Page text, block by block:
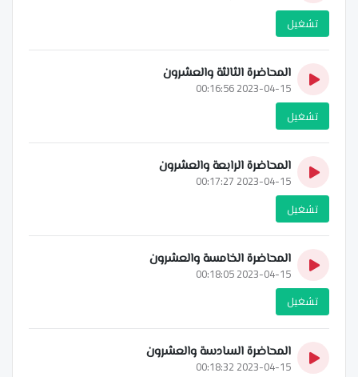
تشغيل
المحاضرة الثالثة والعشرون
2023-04-15 00:16:56
تشغيل
المحاضرة الرابعة والعشرون
2023-04-15 00:17:27
تشغيل
المحاضرة الخامسة والعشرون
2023-04-15 00:18:05
تشغيل
المحاضرة السادسة والعشرون
2023-04-15 00:18:32